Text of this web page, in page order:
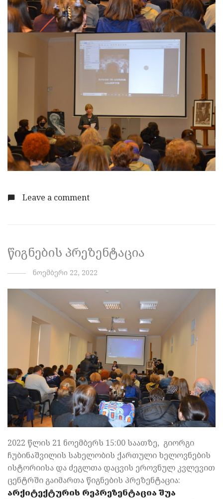
Leave a comment
წიგნების პრეზენტაცია
ნოემბერი 22, 2022
2022 წლის 21 ნოემბერს 15:00 საათზე, გიორგი
ჩუბინაშვილის სახელობის ქართული ხელოვნების
ისტორიისა და ძეგლთა დაცვის ეროვნულ კვლევით
ცენტრში გაიმართა წიგნების პრეზენტაცია:
არქიტექტურის რეპრეზენტაცია შუა